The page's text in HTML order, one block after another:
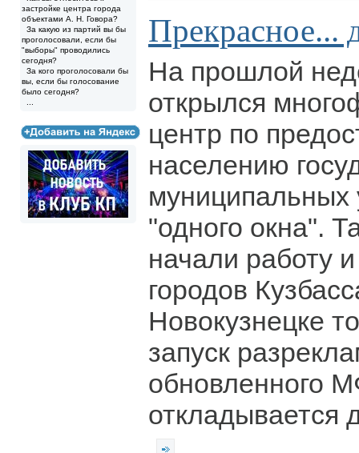
застройке центра города
объектами А. Н. Говора?
За какую из партий вы бы
проголосовали, если бы
"выборы" проводились
сегодня?
За кого проголосовали бы
вы, если бы голосование
было сегодня?
Прекрасное...
На прошлой
открылся
центр по
населению
муниципальных
"одного окна".
начали работу
городов
Новокузнецке
запуск
обновленного
откладывается